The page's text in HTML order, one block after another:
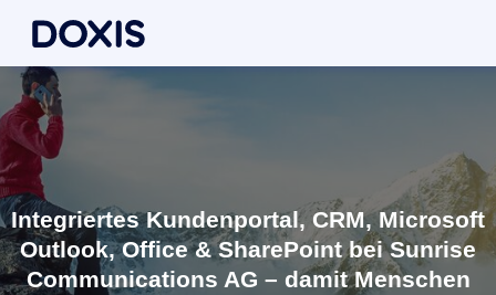
Integriertes Kundenportal, CRM, Microsoft
Outlook, Office & SharePoint bei Sunrise
Communications AG – damit Menschen